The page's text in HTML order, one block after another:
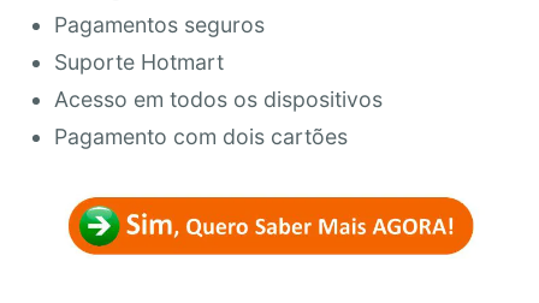
Pagamentos seguros
Suporte Hotmart
Acesso em todos os dispositivos
Pagamento com dois cartões